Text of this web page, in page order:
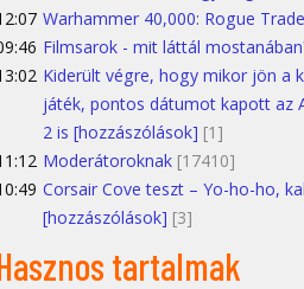
Warhammer 40,000: Rogue
Filmsarok - mit láttál
Kiderült végre, hogy mikor jön a
játék, pontos dátumot kapott az
2 is [hozzászólások] [1]
Moderátoroknak [17410]
Corsair Cove teszt – Yo-ho-ho,
[hozzászólások] [3]
tartalmak